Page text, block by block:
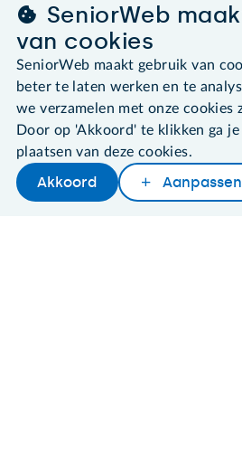
030 - 276 99 65
leden@seniorweb.nl
©2026 SeniorWeb
Algemene voorwaarden
SeniorWeb
van cookies
SeniorWeb maakt gebruik van
beter te laten werken en te
we verzamelen met onze cookies
Door op 'Akkoord' te klikken ga
plaatsen van deze cookies.
Akkoord Aanpassen